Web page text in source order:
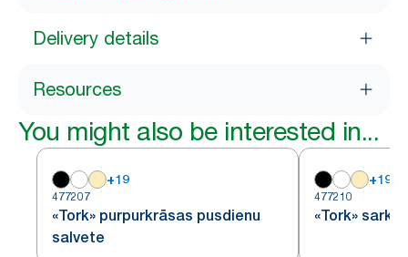
Delivery details
Resources
You might also be interested in...
+19
477207
«Tork» purpurkrāsas pusdienu
salvete
+19
477210
«Tork»